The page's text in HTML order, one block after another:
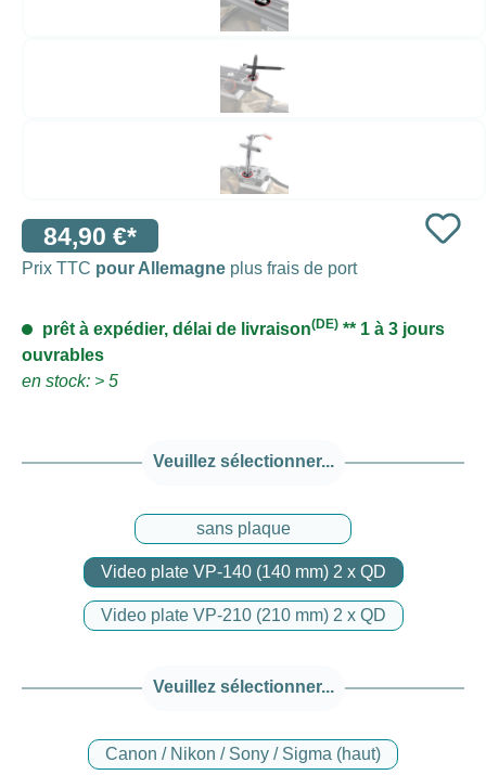
84,90 €*
Prix TTC pour Allemagne plus frais de port
prêt à expédier, délai de livraison(DE) ** 1 à 3 jours
ouvrables
en stock: > 5
Veuillez sélectionner...
sans plaque
Video plate VP-140 (140 mm) 2 x QD
Video plate VP-210 (210 mm) 2 x QD
Veuillez sélectionner...
Canon / Nikon / Sony / Sigma (haut)